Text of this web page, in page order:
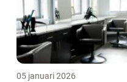
05 januari 2026